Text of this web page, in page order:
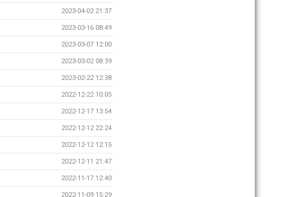
2023-04-02 21:37
2023-03-16 08:49
2023-03-07 12:00
2023-03-02 08:39
2023-02-22 12:38
2022-12-22 10:05
2022-12-17 13:54
2022-12-12 22:24
2022-12-12 12:15
2022-12-11 21:47
2022-11-17 12:40
2022-11-09 15:29